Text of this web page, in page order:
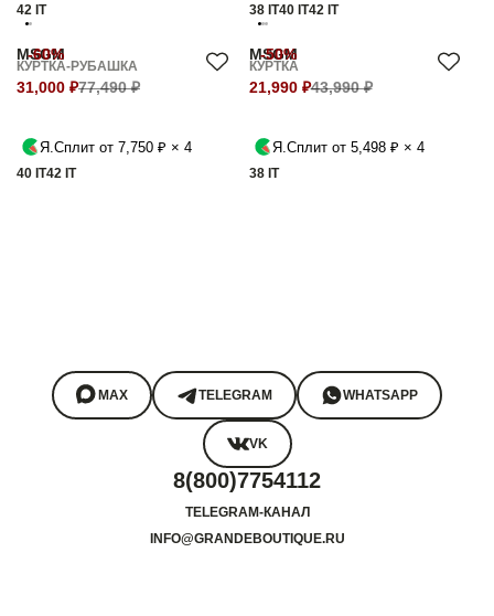
42 IT 38 IT40 IT42 IT
-60%
MSGM
КУРТКА-РУБАШКА
31,000 ₽77,490 ₽
Я.Сплит от 7,750 ₽ × 4
40 IT42 IT
-50%
MSGM
КУРТКА
21,990 ₽43,990 ₽
Я.Сплит от 5,498 ₽ × 4
38 IT
MAX TELEGRAM WHATSAPP
VK
8(800)7754112
TELEGRAM-КАНАЛ
INFO@GRANDEBOUTIQUE.RU